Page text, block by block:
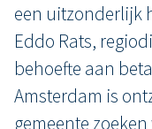
een uitzonderlijk
Eddo Rats,
behoefte aan
Amsterdam is
gemeente